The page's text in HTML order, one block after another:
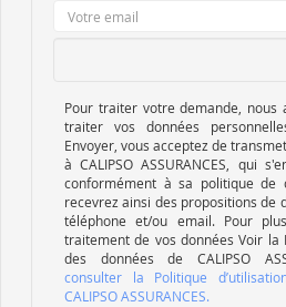
Pour traiter votre demande, nous
traiter vos données
Envoyer, vous acceptez de
à CALIPSO ASSURANCES, qui
conformément à sa politique de
recevrez ainsi des propositions de
téléphone et/ou email. Pour
traitement de vos données Voir la
des données de CALIPSO
consulter la Politique
CALIPSO ASSURANCES.